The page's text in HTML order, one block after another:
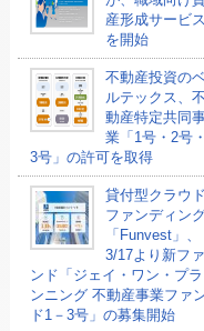
産形成サービス
を開始
不動産投資の
ルテックス、不
動産特定共同
業「1号・2号・
3号」の許可を取得
貸付型クラウド
ファンディン
「Funvest」、
3/17より新ファ
ンド「ジェイ・ワン・プラ
ンニング 不動産事業ファ
ド1－3号」の募集開始